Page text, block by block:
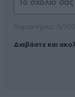
Διαβάστε και